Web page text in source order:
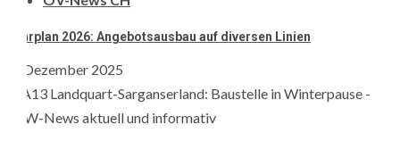
nach:
Kategorien
Kategorien